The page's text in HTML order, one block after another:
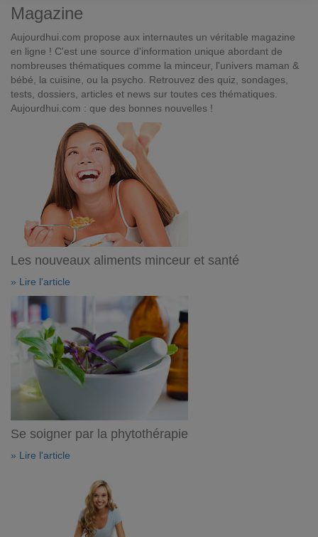
Magazine
Aujourdhui.com propose aux internautes un véritable magazine
en ligne ! C'est une source d'information unique abordant de
nombreuses thématiques comme la minceur, l'univers maman &
bébé, la cuisine, ou la psycho. Retrouvez des quiz, sondages,
tests, dossiers, articles et news sur toutes ces thématiques.
Aujourdhui.com : que des bonnes nouvelles !
Les nouveaux aliments minceur et santé
» Lire l'article
Se soigner par la phytothérapie
» Lire l'article